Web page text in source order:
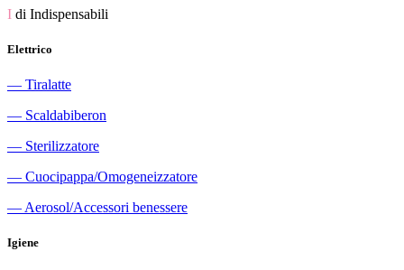
I di Indispensabili
Elettrico
― Tiralatte
― Scaldabiberon
― Sterilizzatore
― Cuocipappa/Omogeneizzatore
― Aerosol/Accessori benessere
Igiene